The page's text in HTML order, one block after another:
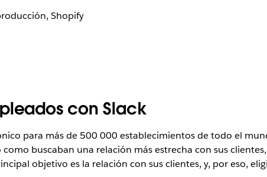
Shopify
con Slack
para más de 500 000 establecimientos de todo el
buscaban una relación más estrecha con sus
objetivo es la relación con sus clientes, y, por eso,